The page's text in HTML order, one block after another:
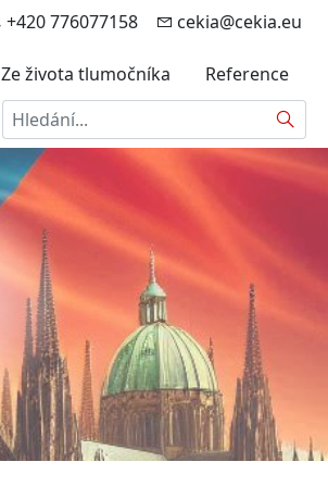
+420 776077158 cekia@cekia.eu
Ze života tlumočníka
Reference
Hledat